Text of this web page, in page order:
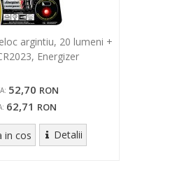
argintiu, 20 lumeni +
Energizer
52,70 RON
62,71 RON
in cos Detalii